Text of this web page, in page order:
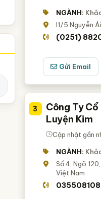
NGÀNH:
I1/5 Nguyễn
(0251)
Gửi Email
3
Công Ty
Luyện Kim
Cập nhật gần
NGÀNH:
Số 4, Ngõ
Việt Nam